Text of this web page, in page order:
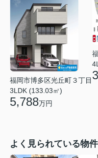
福岡市博多区光丘町３丁目
3LDK (133.03㎡)
5,788万円
よく見られている物件